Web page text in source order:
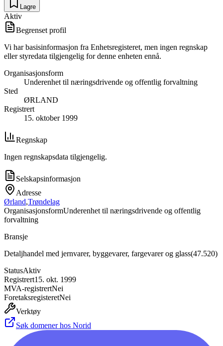
Lagre
Aktiv
Begrenset profil
Vi har basisinformasjon fra Enhetsregisteret, men ingen regnskap
eller styredata tilgjengelig for denne enheten ennå.
Organisasjonsform
Underenhet til næringsdrivende og offentlig forvaltning
Sted
ØRLAND
Registrert
15. oktober 1999
Regnskap
Ingen regnskapsdata tilgjengelig.
Selskapsinformasjon
Adresse
Ørland,Trøndelag
OrganisasjonsformUnderenhet til næringsdrivende og offentlig
forvaltning
Bransje
Detaljhandel med jernvarer, byggevarer, fargevarer og glass(47.520)
StatusAktiv
Registrert15. okt. 1999
MVA-registrertNei
ForetaksregisteretNei
Verktøy
Søk domener hos Norid